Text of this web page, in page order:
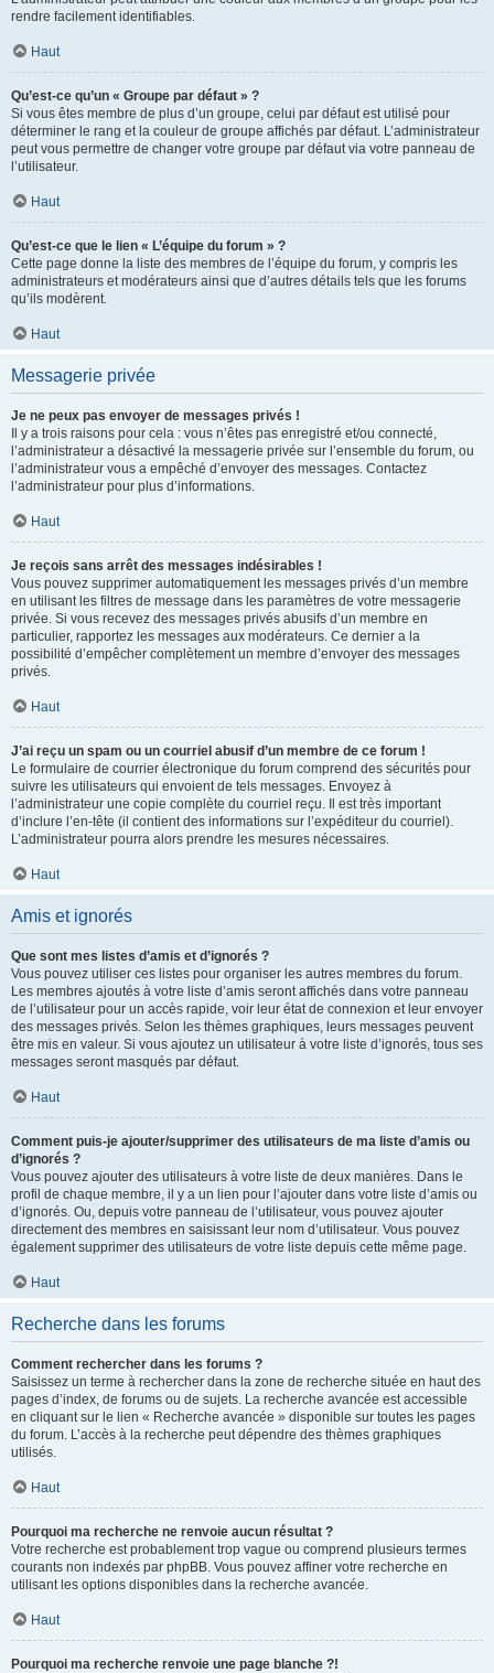
rendre facilement identifiables.
Haut
Qu’est-ce qu’un « Groupe par défaut » ?
Si vous êtes membre de plus d’un groupe, celui par défaut est utilisé pour
déterminer le rang et la couleur de groupe affichés par défaut. L’administrateur
peut vous permettre de changer votre groupe par défaut via votre panneau de
l’utilisateur.
Haut
Qu’est-ce que le lien « L’équipe du forum » ?
Cette page donne la liste des membres de l’équipe du forum, y compris les
administrateurs et modérateurs ainsi que d’autres détails tels que les forums
qu’ils modèrent.
Haut
Messagerie privée
Je ne peux pas envoyer de messages privés !
Il y a trois raisons pour cela : vous n’êtes pas enregistré et/ou connecté,
l’administrateur a désactivé la messagerie privée sur l’ensemble du forum, ou
l’administrateur vous a empêché d’envoyer des messages. Contactez
l’administrateur pour plus d’informations.
Haut
Je reçois sans arrêt des messages indésirables !
Vous pouvez supprimer automatiquement les messages privés d’un membre
en utilisant les filtres de message dans les paramètres de votre messagerie
privée. Si vous recevez des messages privés abusifs d’un membre en
particulier, rapportez les messages aux modérateurs. Ce dernier a la
possibilité d’empêcher complètement un membre d’envoyer des messages
privés.
Haut
J’ai reçu un spam ou un courriel abusif d’un membre de ce forum !
Le formulaire de courrier électronique du forum comprend des sécurités pour
suivre les utilisateurs qui envoient de tels messages. Envoyez à
l’administrateur une copie complète du courriel reçu. Il est très important
d’inclure l’en-tête (il contient des informations sur l’expéditeur du courriel).
L’administrateur pourra alors prendre les mesures nécessaires.
Haut
Amis et ignorés
Que sont mes listes d’amis et d’ignorés ?
Vous pouvez utiliser ces listes pour organiser les autres membres du forum.
Les membres ajoutés à votre liste d’amis seront affichés dans votre panneau
de l’utilisateur pour un accès rapide, voir leur état de connexion et leur envoyer
des messages privés. Selon les thèmes graphiques, leurs messages peuvent
être mis en valeur. Si vous ajoutez un utilisateur à votre liste d’ignorés, tous ses
messages seront masqués par défaut.
Haut
Comment puis-je ajouter/supprimer des utilisateurs de ma liste d’amis ou
d’ignorés ?
Vous pouvez ajouter des utilisateurs à votre liste de deux manières. Dans le
profil de chaque membre, il y a un lien pour l’ajouter dans votre liste d’amis ou
d’ignorés. Ou, depuis votre panneau de l’utilisateur, vous pouvez ajouter
directement des membres en saisissant leur nom d’utilisateur. Vous pouvez
également supprimer des utilisateurs de votre liste depuis cette même page.
Haut
Recherche dans les forums
Comment rechercher dans les forums ?
Saisissez un terme à rechercher dans la zone de recherche située en haut des
pages d’index, de forums ou de sujets. La recherche avancée est accessible
en cliquant sur le lien « Recherche avancée » disponible sur toutes les pages
du forum. L’accès à la recherche peut dépendre des thèmes graphiques
utilisés.
Haut
Pourquoi ma recherche ne renvoie aucun résultat ?
Votre recherche est probablement trop vague ou comprend plusieurs termes
courants non indexés par phpBB. Vous pouvez affiner votre recherche en
utilisant les options disponibles dans la recherche avancée.
Haut
Pourquoi ma recherche renvoie une page blanche ?!